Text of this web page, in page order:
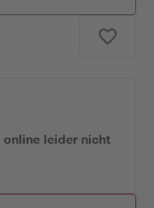
leider nicht